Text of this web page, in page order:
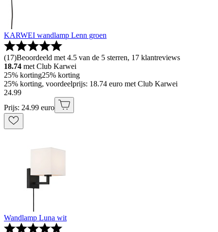
KARWEI wandlamp Lenn groen
(17)Beoordeeld met 4.5 van de 5 sterren, 17 klantreviews
18.74 met Club Karwei
25% korting25% korting
25% korting, voordeelprijs: 18.74 euro met Club Karwei
24.99
Prijs: 24.99 euro
Wandlamp Luna wit